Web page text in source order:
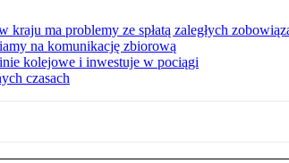
kraju ma problemy ze spłatą zaległych
na komunikację zbiorową
kolejowe i inwestuje w pociągi
czasach